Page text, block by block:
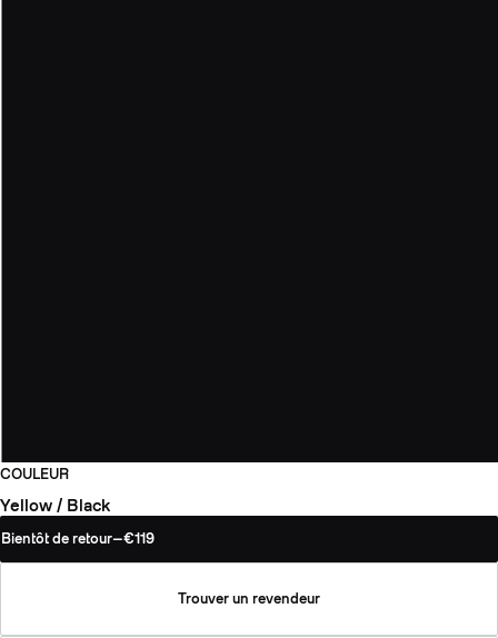
COULEUR
Yellow / Black
Bientôt de retour—€119
Trouver un revendeur